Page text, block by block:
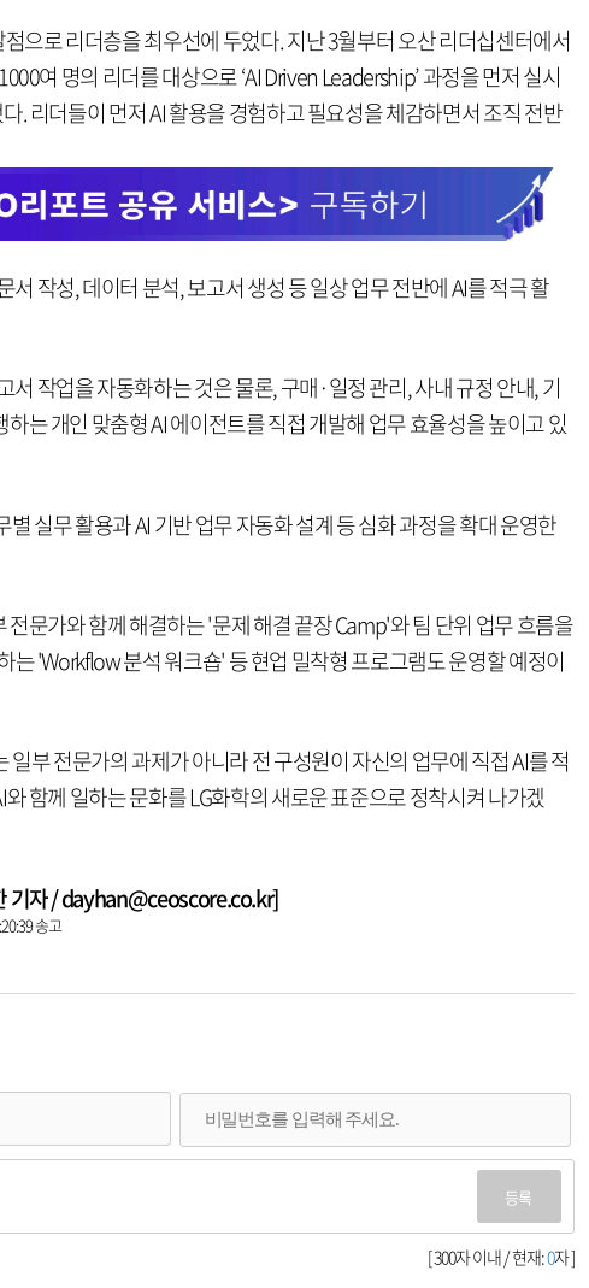
점으로 리더층을 최우선에 두었다. 지난 3월부터 오산 리더십센터에서
여 명의 리더를 대상으로 ‘AI Driven Leadership’ 과정을 먼저 실시
. 리더들이 먼저 AI 활용을 경험하고 필요성을 체감하면서 조직 전반
서 작성, 데이터 분석, 보고서 생성 등 일상 업무 전반에 AI를 적극 활
서 작업을 자동화하는 것은 물론, 구매·일정 관리, 사내 규정 안내, 기
는 개인 맞춤형 AI 에이전트를 직접 개발해 업무 효율성을 높이고 있
실무 활용과 AI 기반 업무 자동화 설계 등 심화 과정을 확대 운영한
전문가와 함께 해결하는 '문제 해결 끝장 Camp'와 팀 단위 업무 흐름을
는 'Workflow 분석 워크숍' 등 현업 밀착형 프로그램도 운영할 예정이
일부 전문가의 과제가 아니라 전 구성원이 자신의 업무에 직접 AI를 적
와 함께 일하는 문화를 LG화학의 새로운 표준으로 정착시켜 나가겠
기자 / dayhan@ceoscore.co.kr]
송고
등록
[ 300자 이내 / 현재:0자 ]